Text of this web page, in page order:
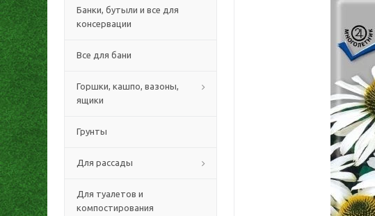
Банки, бутыли и все для
консервации
Все для бани
Горшки, кашпо, вазоны,
ящики
Грунты
Для рассады
Для туалетов и
компостирования